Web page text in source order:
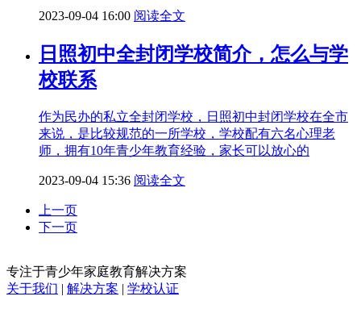
2023-09-04 16:00 阅读全文
日照初中全封闭学校简介，怎么与学
校联系
作为民办的私立全封闭学校，日照初中封闭学校在全市
来说，是比较规范的一所学校，学校配有六名心理老
师，拥有10年青少年教育经验，家长可以放心的
2023-09-04 15:36 阅读全文
上一页
下一页
专注于青少年家庭教育解决方案
关于我们 | 解决方案 | 学校认证